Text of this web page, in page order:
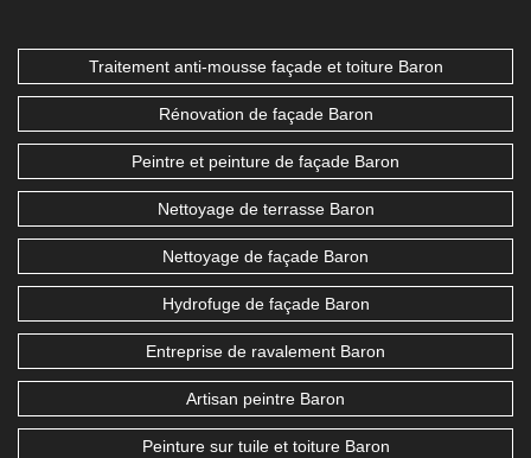
Traitement anti-mousse façade et toiture Baron
Rénovation de façade Baron
Peintre et peinture de façade Baron
Nettoyage de terrasse Baron
Nettoyage de façade Baron
Hydrofuge de façade Baron
Entreprise de ravalement Baron
Artisan peintre Baron
Peinture sur tuile et toiture Baron